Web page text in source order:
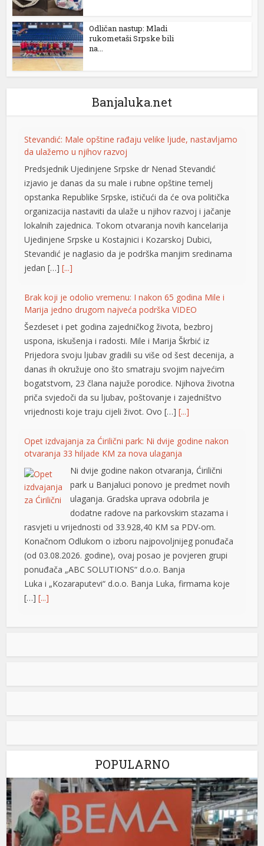
Odličan nastup: Mladi
rukometaši Srpske bili
na...
Banjaluka.net
Stevandić: Male opštine rađaju velike ljude, nastavljamo
da ulažemo u njihov razvoj
Predsjednik Ujedinjene Srpske dr Nenad Stevandić
izjavio je danas da su male i rubne opštine temelj
opstanka Republike Srpske, ističući da će ova politička
organizacija nastaviti da ulaže u njihov razvoj i jačanje
lokalnih zajednica. Tokom otvaranja novih kancelarija
Ujedinjene Srpske u Kostajnici i Kozarskoj Dubici,
Stevandić je naglasio da je podrška manjim sredinama
jedan […][...]
Brak koji je odolio vremenu: I nakon 65 godina Mile i
Marija jedno drugom najveća podrška VIDEO
Šezdeset i pet godina zajedničkog života, bezbroj
uspona, iskušenja i radosti. Mile i Marija Škrbić iz
Prijedora svoju ljubav gradili su više od šest decenija, a
danas ih okružuje ono što smatraju svojim najvećim
bogatstvom, 23 člana najuže porodice. Njihova životna
priča svjedoči da su ljubav, poštovanje i zajedništvo
vrijednosti koje traju cijeli život. Ovo […][...]
Opet izdvajanja za Ćirilični park: Ni dvije godine nakon
otvaranja 33 hiljade KM za nova ulaganja
Ni dvije godine nakon otvaranja, Ćirilični
park u Banjaluci ponovo je predmet novih
ulaganja. Gradska uprava odobrila je
dodatne radove na parkovskim stazama i
rasvjeti u vrijednosti od 33.928,40 KM sa PDV-om.
Konačnom Odlukom o izboru najpovoljnijeg ponuđača
(od 03.08.2026. godine), ovaj posao je povjeren grupi
ponuđača „ABC SOLUTIONS“ d.o.o. Banja
Luka i „Kozaraputevi“ d.o.o. Banja Luka, firmama koje
[…][...]
Preminuo Drago Galić: Euroherc se oprašta od jednog
U 73. godini preminuo je Drago Galić iz
Euroherca te dugogodišnji rukovodioca u
1954. godine u Ljubotićima, a veći dio života proveo je u
Petrović tvrdi da snabdijavanje strujom nije ugroženo:
Otkrio i da li će doći do promjene cijena
Generalni direktor “Elektroprivrede Republike
Srpske” Luka Petrović rekao je da je, uprkos
izuzetno nepovoljnoj hidrologiji,
POPULARNO